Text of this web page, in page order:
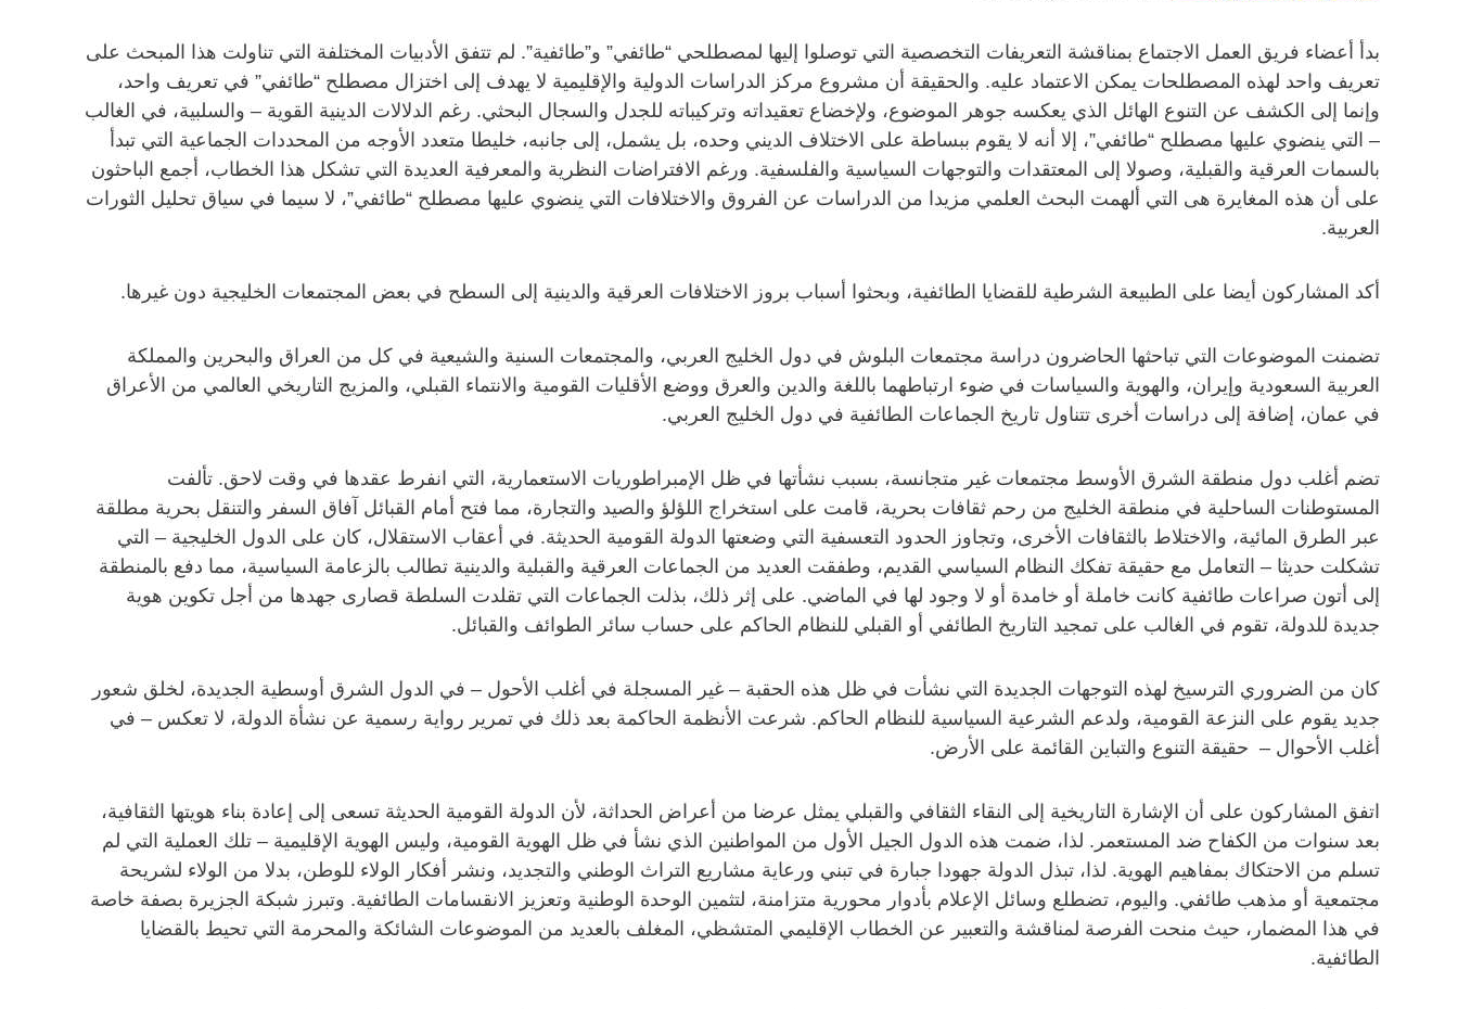
بدأ أعضاء فريق العمل الاجتماع بمناقشة التعريفات التخصصية التي توصلوا إليها لمصطلحي “طائفي” و”طائفية”. لم تتفق الأدبيات المختلفة التي تناولت هذا المبحث على
تعريف واحد لهذه المصطلحات يمكن الاعتماد عليه. والحقيقة أن مشروع مركز الدراسات الدولية والإقليمية لا يهدف إلى اختزال مصطلح “طائفي” في تعريف واحد،
وإنما إلى الكشف عن التنوع الهائل الذي يعكسه جوهر الموضوع، ولإخضاع تعقيداته وتركيباته للجدل والسجال البحثي. رغم الدلالات الدينية القوية – والسلبية، في الغالب
– التي ينضوي عليها مصطلح “طائفي”، إلا أنه لا يقوم ببساطة على الاختلاف الديني وحده، بل يشمل، إلى جانبه، خليطا متعدد الأوجه من المحددات الجماعية التي تبدأ
بالسمات العرقية والقبلية، وصولا إلى المعتقدات والتوجهات السياسية والفلسفية. ورغم الافتراضات النظرية والمعرفية العديدة التي تشكل هذا الخطاب، أجمع الباحثون
على أن هذه المغايرة هى التي ألهمت البحث العلمي مزيدا من الدراسات عن الفروق والاختلافات التي ينضوي عليها مصطلح “طائفي”، لا سيما في سياق تحليل الثورات
العربية.
أكد المشاركون أيضا على الطبيعة الشرطية للقضايا الطائفية، وبحثوا أسباب بروز الاختلافات العرقية والدينية إلى السطح في بعض المجتمعات الخليجية دون غيرها.
تضمنت الموضوعات التي تباحثها الحاضرون دراسة مجتمعات البلوش في دول الخليج العربي، والمجتمعات السنية والشيعية في كل من العراق والبحرين والمملكة
العربية السعودية وإيران، والهوية والسياسات في ضوء ارتباطهما باللغة والدين والعرق ووضع الأقليات القومية والانتماء القبلي، والمزيج التاريخي العالمي من الأعراق
في عمان، إضافة إلى دراسات أخرى تتناول تاريخ الجماعات الطائفية في دول الخليج العربي.
تضم أغلب دول منطقة الشرق الأوسط مجتمعات غير متجانسة، بسبب نشأتها في ظل الإمبراطوريات الاستعمارية، التي انفرط عقدها في وقت لاحق. تألفت
المستوطنات الساحلية في منطقة الخليج من رحم ثقافات بحرية، قامت على استخراج اللؤلؤ والصيد والتجارة، مما فتح أمام القبائل آفاق السفر والتنقل بحرية مطلقة
عبر الطرق المائية، والاختلاط بالثقافات الأخرى، وتجاوز الحدود التعسفية التي وضعتها الدولة القومية الحديثة. في أعقاب الاستقلال، كان على الدول الخليجية – التي
تشكلت حديثا – التعامل مع حقيقة تفكك النظام السياسي القديم، وطفقت العديد من الجماعات العرقية والقبلية والدينية تطالب بالزعامة السياسية، مما دفع بالمنطقة
إلى أتون صراعات طائفية كانت خاملة أو خامدة أو لا وجود لها في الماضي. على إثر ذلك، بذلت الجماعات التي تقلدت السلطة قصارى جهدها من أجل تكوين هوية
جديدة للدولة، تقوم في الغالب على تمجيد التاريخ الطائفي أو القبلي للنظام الحاكم على حساب سائر الطوائف والقبائل.
كان من الضروري الترسيخ لهذه التوجهات الجديدة التي نشأت في ظل هذه الحقبة – غير المسجلة في أغلب الأحول – في الدول الشرق أوسطية الجديدة، لخلق شعور
جديد يقوم على النزعة القومية، ولدعم الشرعية السياسية للنظام الحاكم. شرعت الأنظمة الحاكمة بعد ذلك في تمرير رواية رسمية عن نشأة الدولة، لا تعكس – في
أغلب الأحوال – حقيقة التنوع والتباين القائمة على الأرض.
اتفق المشاركون على أن الإشارة التاريخية إلى النقاء الثقافي والقبلي يمثل عرضا من أعراض الحداثة، لأن الدولة القومية الحديثة تسعى إلى إعادة بناء هويتها الثقافية،
بعد سنوات من الكفاح ضد المستعمر. لذا، ضمت هذه الدول الجيل الأول من المواطنين الذي نشأ في ظل الهوية القومية، وليس الهوية الإقليمية – تلك العملية التي لم
تسلم من الاحتكاك بمفاهيم الهوية. لذا، تبذل الدولة جهودا جبارة في تبني ورعاية مشاريع التراث الوطني والتجديد، ونشر أفكار الولاء للوطن، بدلا من الولاء لشريحة
مجتمعية أو مذهب طائفي. واليوم، تضطلع وسائل الإعلام بأدوار محورية متزامنة، لتثمين الوحدة الوطنية وتعزيز الانقسامات الطائفية. وتبرز شبكة الجزيرة بصفة خاصة
في هذا المضمار، حيث منحت الفرصة لمناقشة والتعبير عن الخطاب الإقليمي المتشظي، المغلف بالعديد من الموضوعات الشائكة والمحرمة التي تحيط بالقضايا
الطائفية.